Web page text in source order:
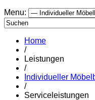
Menu:
Home
/
Leistungen
/
Individueller
/
Serviceleistungen